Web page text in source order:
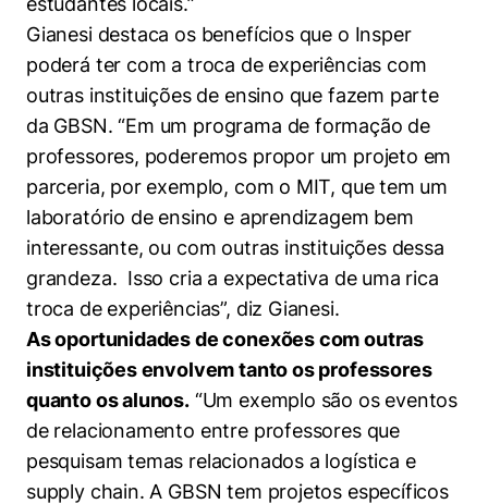
Gianesi destaca os benefícios que o Insper
poderá ter com a troca de experiências com
outras instituições de ensino que fazem parte
da GBSN. “Em um programa de formação de
professores, poderemos propor um projeto em
parceria, por exemplo, com o MIT, que tem um
laboratório de ensino e aprendizagem bem
interessante, ou com outras instituições dessa
grandeza. Isso cria a expectativa de uma rica
troca de experiências”, diz Gianesi.
As oportunidades de conexões com outras
instituições envolvem tanto os professores
quanto os alunos.“Um exemplo são os eventos
de relacionamento entre professores que
pesquisam temas relacionados a logística e
supply chain. A GBSN tem projetos específicos
Cookies estritamente necessários